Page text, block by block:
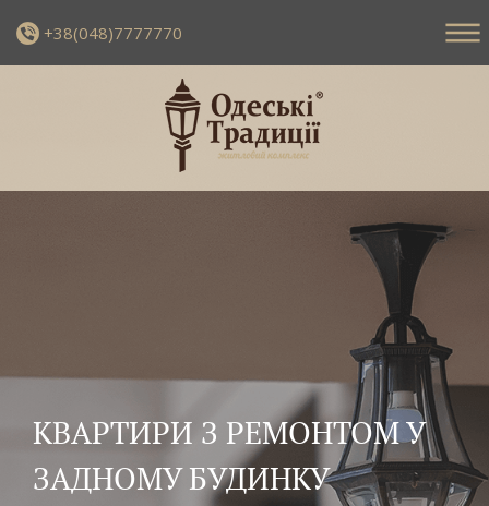
+38(048)7777770
КВАРТИРИ З РЕМОНТОМ У
ЗАДНОМУ БУДИНКУ